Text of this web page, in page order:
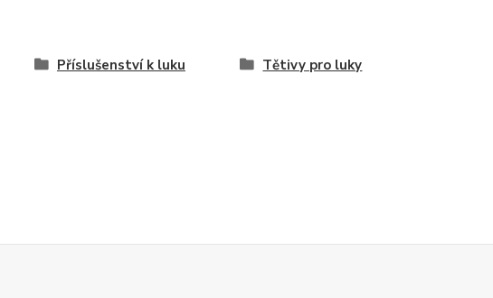
Příslušenství k luku
Tětivy pro luky